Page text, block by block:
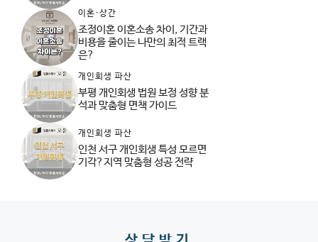
이혼·상간
조정이혼 이혼소송 차이, 기간과
비용을 줄이는 나만의 최적 트랙
은?
개인회생 파산
부평 개인회생 법원 보정 성향 분
석과 맞춤형 면책 가이드
개인회생 파산
인천 서구 개인회생 특성 모르면
기각?지역 맞춤형 성공 전략